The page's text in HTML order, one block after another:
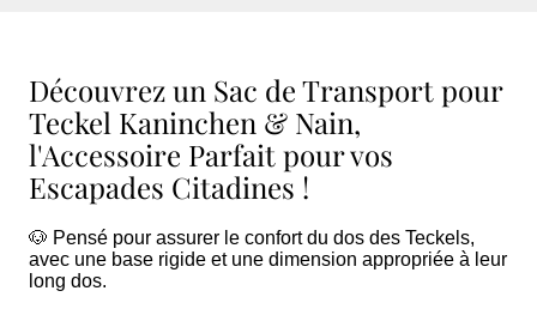
Découvrez un Sac de Transport pour
Teckel Kaninchen & Nain,
l'Accessoire Parfait pour vos
Escapades Citadines !
🐶 Pensé pour assurer le confort du dos des Teckels,
avec une base rigide et une dimension appropriée à leur
long dos.